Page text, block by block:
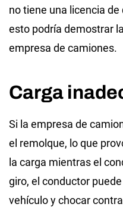
no tiene una licencia
esto podría demostrar
empresa de camiones.
Carga
Si la empresa de
el remolque, lo que
la carga mientras el
giro, el conductor
vehículo y chocar